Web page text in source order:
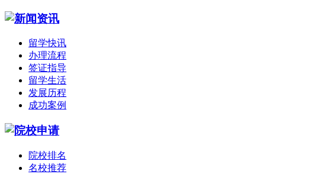
留学快讯
办理流程
签证指导
留学生活
发展历程
成功案例
院校排名
名校推荐